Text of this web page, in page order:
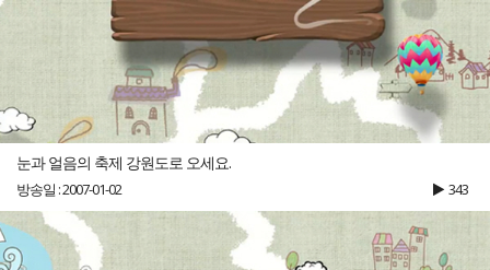
눈과 얼음의 축제 강원도로 오세요.
방송일 : 2007-01-02 343